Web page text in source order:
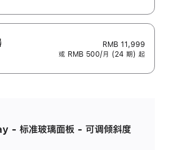
RMB 11,999
或 RMB 500/月 (24 期) 起
标准玻璃面板 - 可调倾斜度